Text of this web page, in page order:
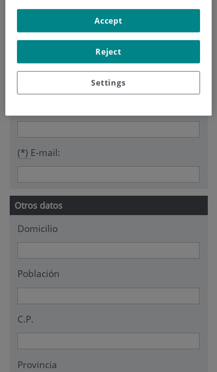
a continuación y pulse sobre el botón Enviar.
Datos obligatorios
(*)Apellidos
(*) E-mail:
Otros datos
Domicilio
Población
C.P.
Provincia
Settings
Reject
Accept